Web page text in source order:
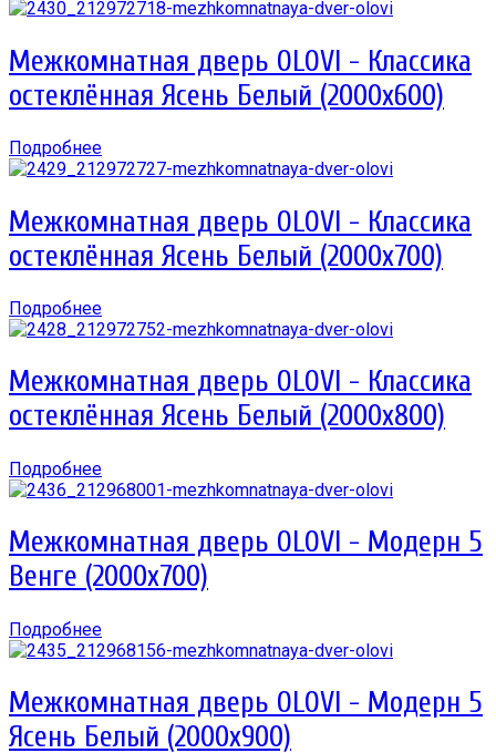
Межкомнатная дверь OLOVI - Классика
остеклённая Ясень Белый (2000х600)
Подробнее
Межкомнатная дверь OLOVI - Классика
остеклённая Ясень Белый (2000х700)
Подробнее
Межкомнатная дверь OLOVI - Классика
остеклённая Ясень Белый (2000х800)
Подробнее
Межкомнатная дверь OLOVI - Модерн 5
Венге (2000х700)
Подробнее
Межкомнатная дверь OLOVI - Модерн 5
Ясень Белый (2000х900)